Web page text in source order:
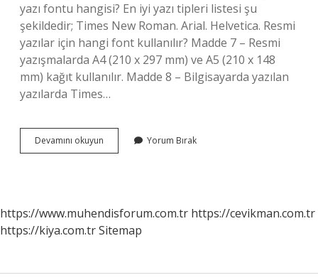
yazı fontu hangisi? En iyi yazı tipleri listesi şu
şekildedir; Times New Roman. Arial. Helvetica. Resmi
yazılar için hangi font kullanılır? Madde 7 – Resmi
yazışmalarda A4 (210 x 297 mm) ve A5 (210 x 148
mm) kağıt kullanılır. Madde 8 – Bilgisayarda yazılan
yazılarda Times…
Devamını okuyun Afişlerde
Hangi
Yorum Bırak
https://www.muhendisforum.com.tr https://cevikman.com.tr
https://kiya.com.trSitemap